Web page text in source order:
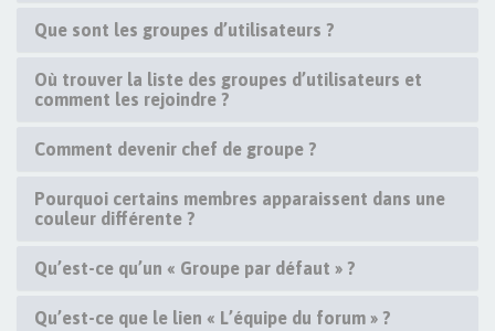
Que sont les groupes d’utilisateurs ?
Où trouver la liste des groupes d’utilisateurs et
comment les rejoindre ?
Comment devenir chef de groupe ?
Pourquoi certains membres apparaissent dans une
couleur différente ?
Qu’est-ce qu’un « Groupe par défaut » ?
Qu’est-ce que le lien « L’équipe du forum » ?